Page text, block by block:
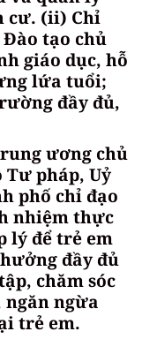
cư. (ii) Chỉ
Đào tạo chủ
giáo dục, hỗ
lứa tuổi;
đầy đủ,
ương chủ
pháp, Uỷ
phố chỉ đạo
nhiệm thực
lý để trẻ em
đầy đủ
chăm sóc
ngăn ngừa
trẻ em.